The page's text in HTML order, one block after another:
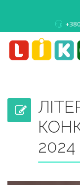
2024